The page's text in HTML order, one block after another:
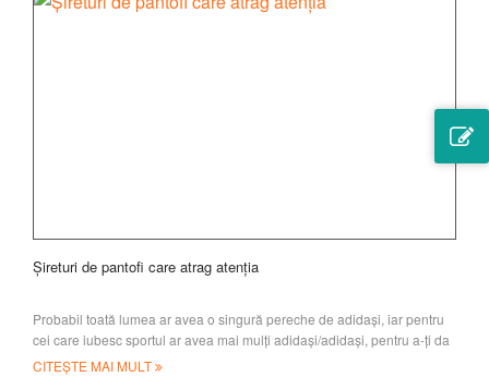
Șireturi de pantofi care atrag atenția
Probabil toată lumea ar avea o singură pereche de adidași, iar pentru
cei care iubesc sportul ar avea mai mulți adidași/adidași, pentru a-ți da
numărul
CITEȘTE MAI MULT